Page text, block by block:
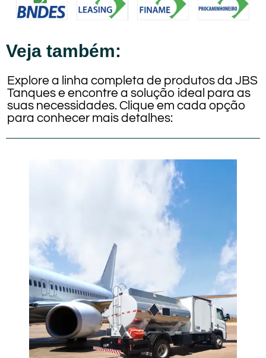
Veja também:
Explore a linha completa de produtos da JBS
Tanques e encontre a solução ideal para as
suas necessidades. Clique em cada opção
para conhecer mais detalhes: